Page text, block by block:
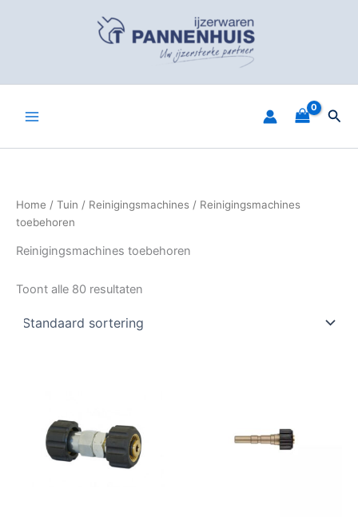
Home / Tuin / Reinigingsmachines / Reinigingsmachines
toebehoren
Reinigingsmachines toebehoren
Toont alle 80 resultaten